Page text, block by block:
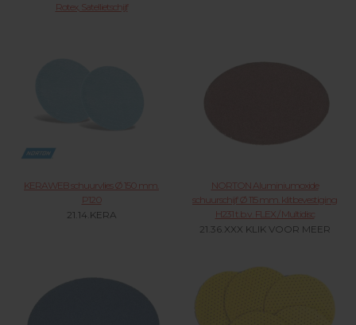
Rotex, Satellietschijf
KERAWEB schuurvlies Ø 150 mm.
P120
21.14.KERA
NORTON Aluminiumoxide
schuurschijf Ø 115 mm. klitbevestiging
H231 t.b.v. FLEX / Multidisc
21.36.XXX KLIK VOOR MEER